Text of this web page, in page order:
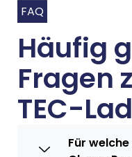
FAQ
Häufig
Fragen
TEC-
Für